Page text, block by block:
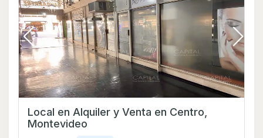
Local en Alquiler y Venta en Centro,
Montevideo